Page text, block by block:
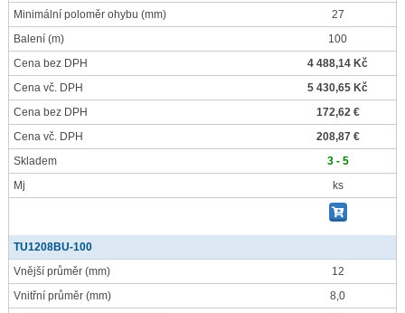
Minimální poloměr ohybu (mm)
27
Balení (m)
100
Cena bez DPH
4 488,14 Kč
Cena vč. DPH
5 430,65 Kč
Cena bez DPH
172,62 €
Cena vč. DPH
208,87 €
Skladem
3 - 5
Mj
ks
TU1208BU-100
Vnější průměr (mm)
12
Vnitřní průměr (mm)
8,0